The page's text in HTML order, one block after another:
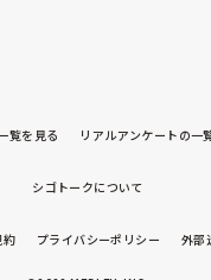
覧を見る リアルアンケートの一
シゴトークについて
約 プライバシーポリシー 外部